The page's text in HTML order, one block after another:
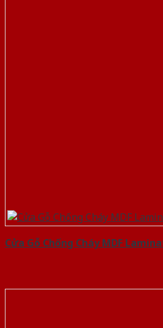
Cửa Gỗ Chống Cháy MDF